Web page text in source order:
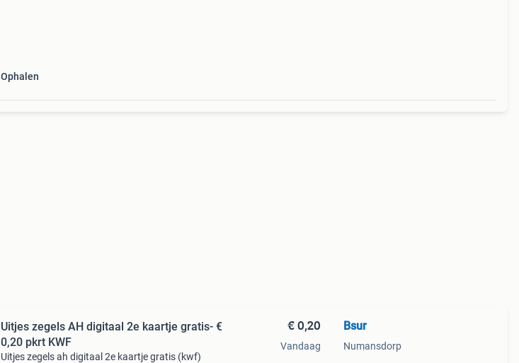
Ophalen
Uitjes zegels AH digitaal 2e kaartje gratis- €
0,20 pkrt KWF
Uitjes zegels ah digitaal 2e kaartje gratis (kwf)
€ 0,20
Vandaag
Bsur
Numansdorp